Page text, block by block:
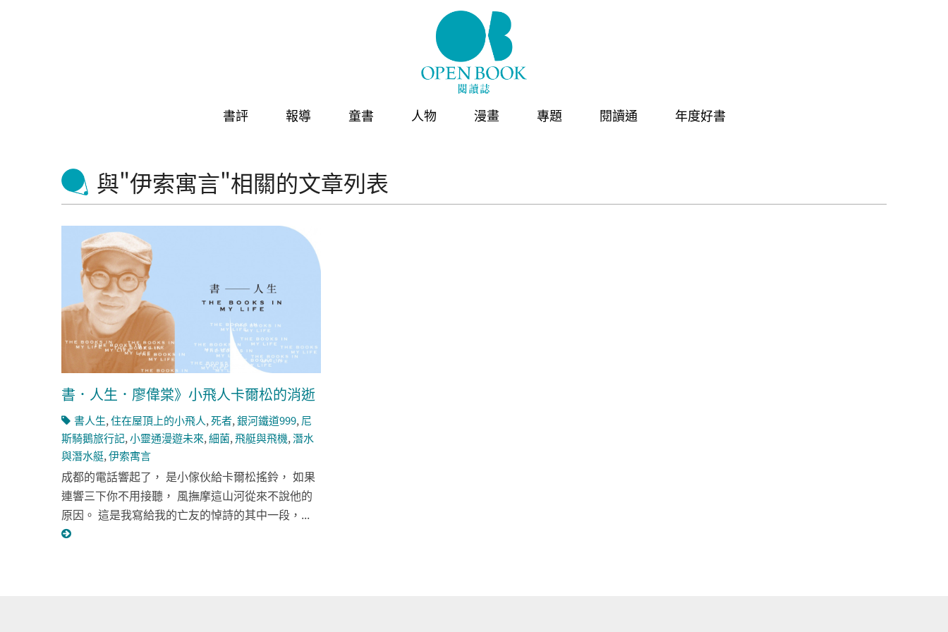
書評 報導 童書 人物 漫畫 專題 閱讀通 年度好書
與"伊索寓言"相關的文章列表
書．人生．廖偉棠》小飛人卡爾松的消逝
書人生,住在屋頂上的小飛人,死者,銀河鐵道999, 尼
斯騎鵝旅行記,小靈通漫遊未來,細菌,飛艇與飛機,潛水
與潛水艇,伊索寓言
成都的電話響起了， 是小傢伙給卡爾松搖鈴， 如果
連響三下你不用接聽， 風撫摩這山河從來不說他的
原因。 這是我寫給我的亡友的悼詩的其中一段，...